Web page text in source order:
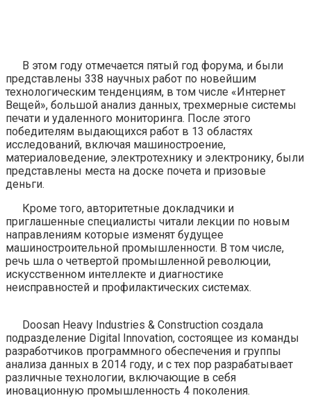
В этом году отмечается пятый год форума, и были
представлены 338 научных работ по новейшим
технологическим тенденциям, в том числе «Интернет
Вещей», большой анализ данных, трехмерные системы
печати и удаленного мониторинга. После этого
победителям выдающихся работ в 13 областях
исследований, включая машиностроение,
материаловедение, электротехнику и электронику, были
представлены места на доске почета и призовые
деньги.
Кроме того, авторитетные докладчики и
приглашенные специалисты читали лекции по новым
направлениям которые изменят будущее
машиностроительной промышленности. В том числе,
речь шла о четвертой промышленной революции,
искусственном интеллекте и диагностике
неисправностей и профилактических системах.
Doosan Heavy Industries & Construction создала
подразделение Digital Innovation, состоящее из команды
разработчиков программного обеспечения и группы
анализа данных в 2014 году, и с тех пор разрабатывает
различные технологии, включающие в себя
иновационную промышленность 4 поколения.